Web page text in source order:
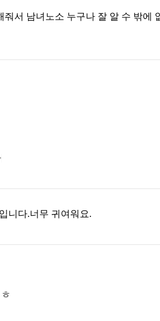
서 남녀노소 누구나 잘 알 수 밖에
니다.너무 귀여워요.